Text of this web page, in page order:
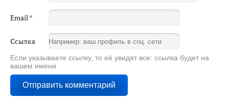
Email *
Ссылка
Если указываете ссылку, то её увидят все: ссылка будет на
вашем имени